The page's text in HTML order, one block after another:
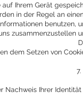
Ihrem Gerät
in der Regel an
benutzen,
zusammenzustellen
dem Setzen von
Nachweis Ihrer